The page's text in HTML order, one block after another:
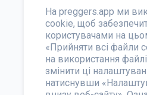
Facebook
На preggers.app ми
cookie, щоб
користувачами на
«Прийняти всі файли
на використання
змінити ці
натиснувши